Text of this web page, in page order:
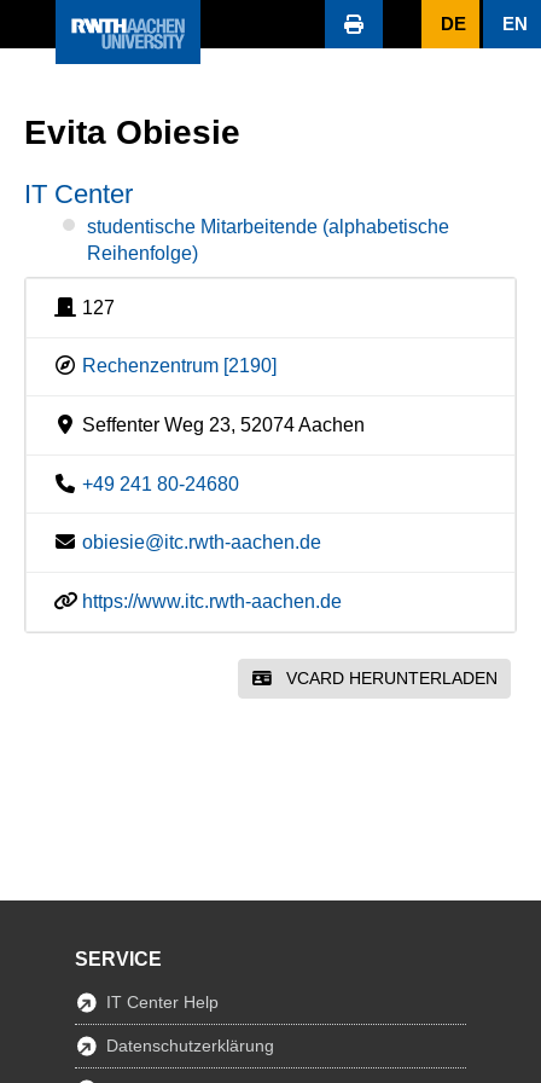
DE EN
Evita Obiesie
IT Center
studentische Mitarbeitende (alphabetische
Reihenfolge)
127
Rechenzentrum [2190]
Seffenter Weg 23, 52074 Aachen
+49 241 80-24680
obiesie@itc.rwth-aachen.de
https://www.itc.rwth-aachen.de
VCARD HERUNTERLADEN
SERVICE
IT Center Help
Datenschutzerklärung